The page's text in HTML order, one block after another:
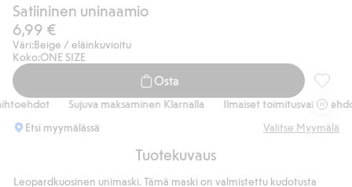
Satiininen uninaamio
6,99 €
Väri:Beige / eläinkuvioitu
Koko:ONE SIZE
Osta
Sujuva maksaminen Klarnalla
Ilmaiset toimitusvaihtoehdot
Etsi myymälässä
Valitse Myymälä
Tuotekuvaus
Leopardkuosinen unimaski. Tämä maski on valmistettu kudotusta